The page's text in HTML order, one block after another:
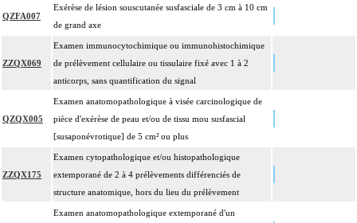
QZFA007
Exérèse de lésion souscutanée susfasciale de 3 cm à 10 cm
de grand axe
ZZQX069
Examen immunocytochimique ou immunohistochimique
de prélèvement cellulaire ou tissulaire fixé avec 1 à 2
anticorps, sans quantification du signal
QZQX005
Examen anatomopathologique à visée carcinologique de
pièce d'exérèse de peau et/ou de tissu mou susfascial
[susaponévrotique] de 5 cm² ou plus
ZZQX175
Examen cytopathologique et/ou histopathologique
extemporané de 2 à 4 prélèvements différenciés de
structure anatomique, hors du lieu du prélèvement
Examen anatomopathologique extemporané d'un